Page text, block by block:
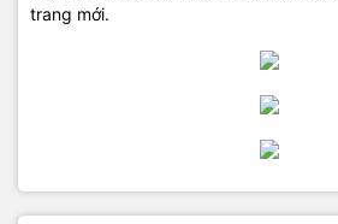
trang mới.